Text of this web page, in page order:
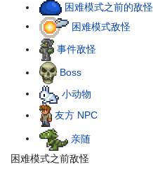
困难模式之前的敌怪
困难模式敌怪
事件敌怪
Boss
小动物
友方 NPC
亲随
困难模式之前敌怪